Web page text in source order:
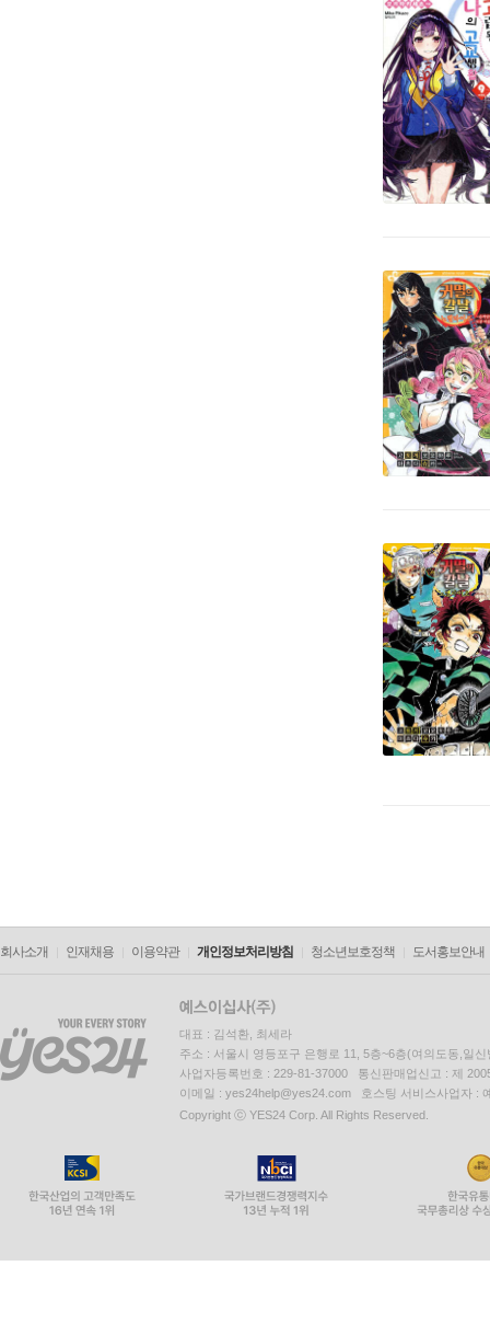
회사소개 인재채용 이용약관 개인정보처리방침 청소년보호정책 도서홍보안내
대표 : 김석환, 최세라
주소 : 서울시 영등포구 은행로 11, 5층~6층(여의도동,일신
사업자등록번호 : 229-81-37000 통신판매업신고 : 제
이메일 : yes24help@yes24.com 호스팅 서비스사업자 :
Copyright ⓒ YES24 Corp. All Rights Reserved.